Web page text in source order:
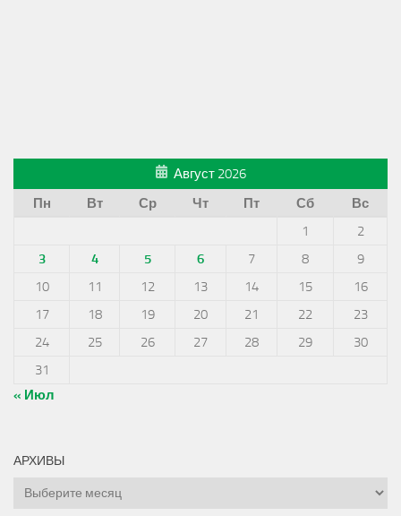
Август 2026
Пн
Вт Ср Чт Пт Сб
Вс
1
2
3
4 5 6 7 8
9
10
11 12 13 14 15
16
17
18 19 20 21 22
23
24
25 26 27 28 29
30
31
« Июл
АРХИВЫ
Архивы